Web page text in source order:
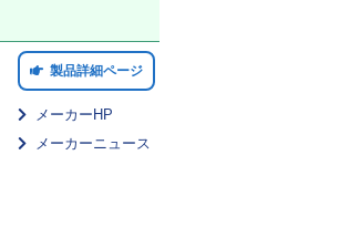
製品詳細ページ
メーカーHP
メーカーニュース